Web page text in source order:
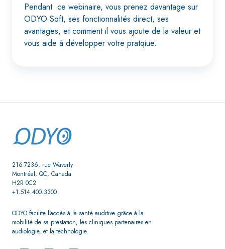
Pendant ce webinaire, vous prenez davantage sur
ODYO Soft, ses fonctionnalités direct, ses
avantages, et comment il vous ajoute de la valeur et
vous aide à développer votre pratqiue.
216-7236, rue Waverly
Montréal, QC, Canada
H2R 0C2
+1.514.400.3300
ODYO facilite l'accès à la santé auditive grâce à la
mobilité de sa prestation, les cliniques partenaires en
audiologie, et la technologie.